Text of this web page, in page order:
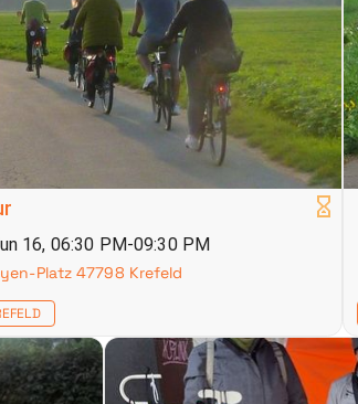
16, 06:30 PM-09:30 PM
Platz 47798 Krefeld